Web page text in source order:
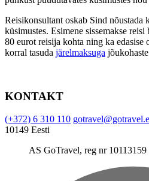
Reisikonsultant oskab Sind nõustada
küsimustes. Esimene sissemakse
80 eurot reisija kohta ning ka edasise
korral tasuda järelmaksuga
KONTAKT
(+372) 6 310 110
10149 Eesti
AS GoTravel, reg nr 10113159